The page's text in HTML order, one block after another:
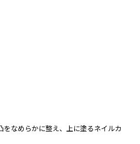
なめらかに整え、上に塗るネイルカ